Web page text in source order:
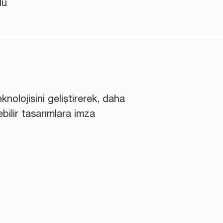
geliştirerek, daha
tasarımlara imza